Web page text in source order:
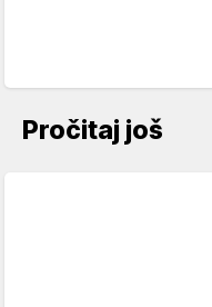
Pročitaj još